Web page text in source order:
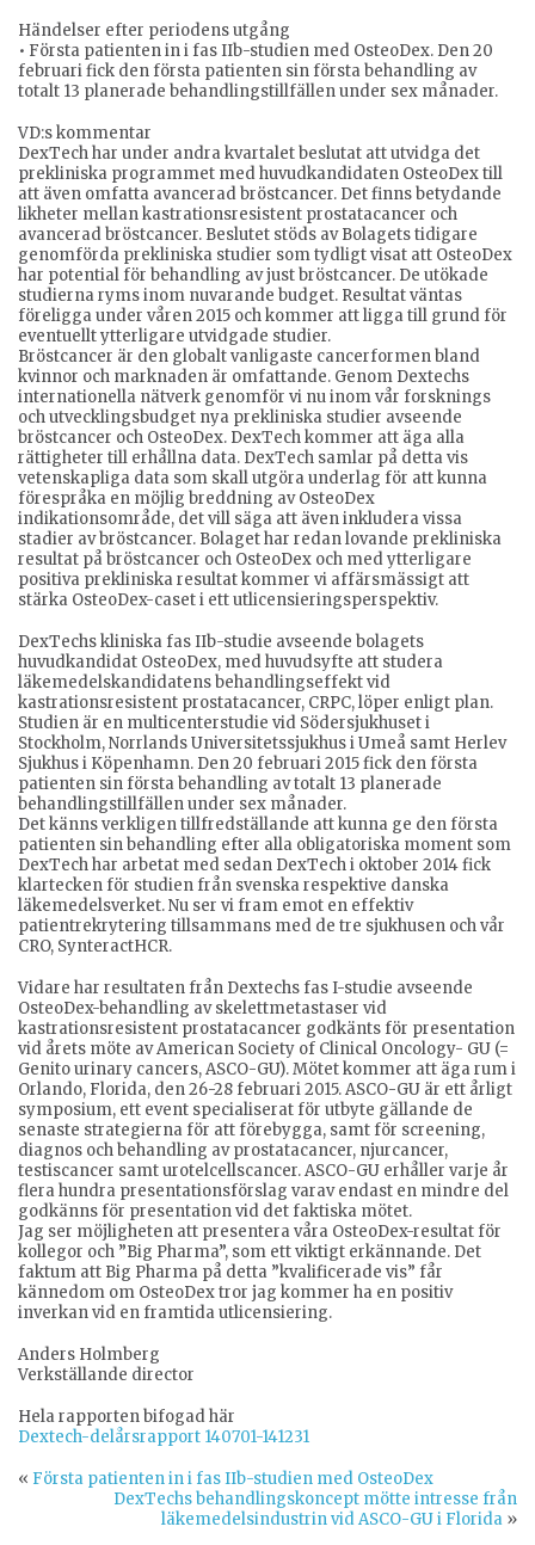
Händelser efter periodens utgång
• Första patienten in i fas IIb-studien med OsteoDex. Den 20
februari fick den första patienten sin första behandling av
totalt 13 planerade behandlingstillfällen under sex månader.
VD:s kommentar
DexTech har under andra kvartalet beslutat att utvidga det
prekliniska programmet med huvudkandidaten OsteoDex till
att även omfatta avancerad bröstcancer. Det finns betydande
likheter mellan kastrationsresistent prostatacancer och
avancerad bröstcancer. Beslutet stöds av Bolagets tidigare
genomförda prekliniska studier som tydligt visat att OsteoDex
har potential för behandling av just bröstcancer. De utökade
studierna ryms inom nuvarande budget. Resultat väntas
föreligga under våren 2015 och kommer att ligga till grund för
eventuellt ytterligare utvidgade studier.
Bröstcancer är den globalt vanligaste cancerformen bland
kvinnor och marknaden är omfattande. Genom Dextechs
internationella nätverk genomför vi nu inom vår forsknings
och utvecklingsbudget nya prekliniska studier avseende
bröstcancer och OsteoDex. DexTech kommer att äga alla
rättigheter till erhållna data. DexTech samlar på detta vis
vetenskapliga data som skall utgöra underlag för att kunna
förespråka en möjlig breddning av OsteoDex
indikationsområde, det vill säga att även inkludera vissa
stadier av bröstcancer. Bolaget har redan lovande prekliniska
resultat på bröstcancer och OsteoDex och med ytterligare
positiva prekliniska resultat kommer vi affärsmässigt att
stärka OsteoDex-caset i ett utlicensieringsperspektiv.
DexTechs kliniska fas IIb-studie avseende bolagets
huvudkandidat OsteoDex, med huvudsyfte att studera
läkemedelskandidatens behandlingseffekt vid
kastrationsresistent prostatacancer, CRPC, löper enligt plan.
Studien är en multicenterstudie vid Södersjukhuset i
Stockholm, Norrlands Universitetssjukhus i Umeå samt Herlev
Sjukhus i Köpenhamn. Den 20 februari 2015 fick den första
patienten sin första behandling av totalt 13 planerade
behandlingstillfällen under sex månader.
Det känns verkligen tillfredställande att kunna ge den första
patienten sin behandling efter alla obligatoriska moment som
DexTech har arbetat med sedan DexTech i oktober 2014 fick
klartecken för studien från svenska respektive danska
läkemedelsverket. Nu ser vi fram emot en effektiv
patientrekrytering tillsammans med de tre sjukhusen och vår
CRO, SynteractHCR.
Vidare har resultaten från Dextechs fas I-studie avseende
OsteoDex-behandling av skelettmetastaser vid
kastrationsresistent prostatacancer godkänts för presentation
vid årets möte av American Society of Clinical Oncology- GU (=
Genito urinary cancers, ASCO-GU). Mötet kommer att äga rum i
Orlando, Florida, den 26-28 februari 2015. ASCO-GU är ett årligt
symposium, ett event specialiserat för utbyte gällande de
senaste strategierna för att förebygga, samt för screening,
diagnos och behandling av prostatacancer, njurcancer,
testiscancer samt urotelcellscancer. ASCO-GU erhåller varje år
flera hundra presentationsförslag varav endast en mindre del
godkänns för presentation vid det faktiska mötet.
Jag ser möjligheten att presentera våra OsteoDex-resultat för
kollegor och ”Big Pharma”, som ett viktigt erkännande. Det
faktum att Big Pharma på detta ”kvalificerade vis” får
kännedom om OsteoDex tror jag kommer ha en positiv
inverkan vid en framtida utlicensiering.
Anders Holmberg
Verkställande director
Hela rapporten bifogad här
Dextech-delårsrapport 140701-141231
« Första patienten in i fas IIb-studien med OsteoDex
DexTechs behandlingskoncept mötte intresse från
läkemedelsindustrin vid ASCO-GU i Florida »